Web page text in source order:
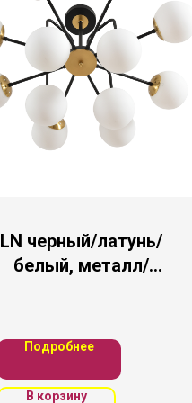
LN черный/латунь/
белый, металл/
12*60W 220V
Подробнее
В корзину